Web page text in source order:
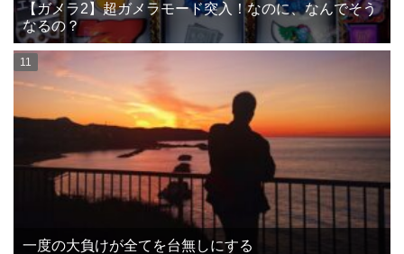
【ガメラ2】超ガメラモード突入！なのに、なんでそう
なるの？
一度の大負けが全てを台無しにする